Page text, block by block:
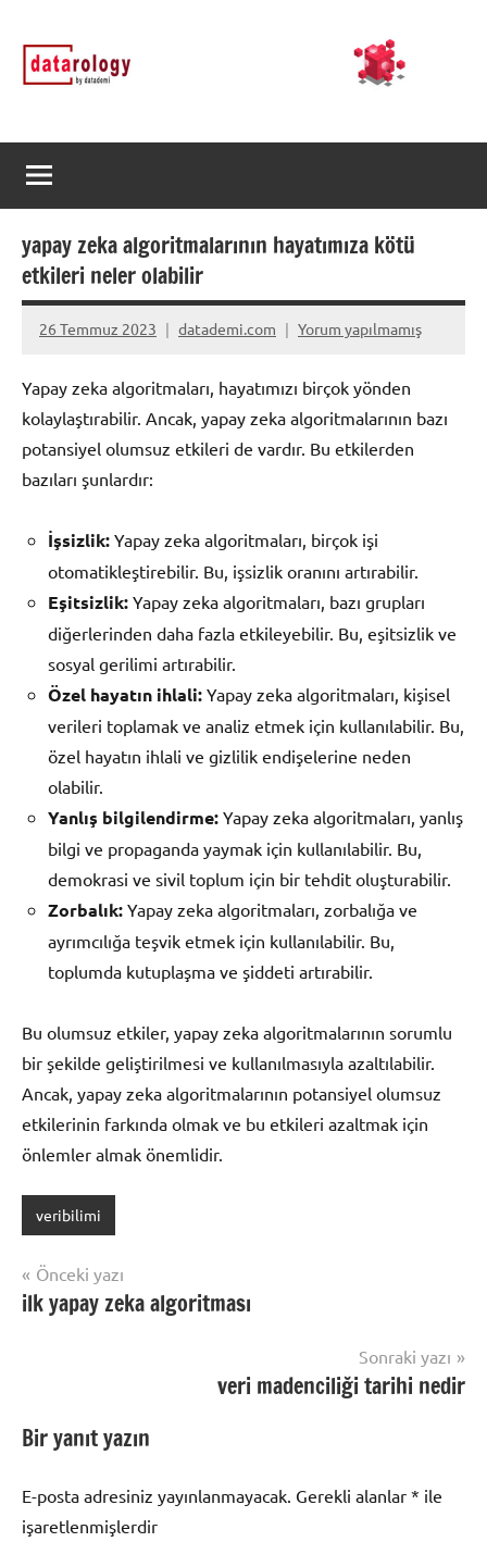
geçDATArology
by
rology
yapay zeka algoritmalarının hayatımıza kötü
etkileri neler olabilir
26 Temmuz 2023 datademi.com Yorum yapılmamış
Yapay zeka algoritmaları, hayatımızı birçok yönden
kolaylaştırabilir. Ancak, yapay zeka algoritmalarının bazı
potansiyel olumsuz etkileri de vardır. Bu etkilerden
bazıları şunlardır:
İşsizlik: Yapay zeka algoritmaları, birçok işi
otomatikleştirebilir. Bu, işsizlik oranını artırabilir.
Eşitsizlik: Yapay zeka algoritmaları, bazı grupları
diğerlerinden daha fazla etkileyebilir. Bu, eşitsizlik ve
sosyal gerilimi artırabilir.
Özel hayatın ihlali: Yapay zeka algoritmaları, kişisel
verileri toplamak ve analiz etmek için kullanılabilir. Bu,
özel hayatın ihlali ve gizlilik endişelerine neden
olabilir.
Yanlış bilgilendirme: Yapay zeka algoritmaları, yanlış
bilgi ve propaganda yaymak için kullanılabilir. Bu,
demokrasi ve sivil toplum için bir tehdit oluşturabilir.
Zorbalık: Yapay zeka algoritmaları, zorbalığa ve
ayrımcılığa teşvik etmek için kullanılabilir. Bu,
toplumda kutuplaşma ve şiddeti artırabilir.
Bu olumsuz etkiler, yapay zeka algoritmalarının sorumlu
bir şekilde geliştirilmesi ve kullanılmasıyla azaltılabilir.
Ancak, yapay zeka algoritmalarının potansiyel olumsuz
etkilerinin farkında olmak ve bu etkileri azaltmak için
önlemler almak önemlidir.
veribilimi
Yazı
gezinmesi
Önceki yazı
ilk yapay zeka algoritması
Sonraki yazı
veri madenciliği tarihi nedir
Bir yanıt yazın
E-posta adresiniz yayınlanmayacak. Gerekli alanlar * ile
işaretlenmişlerdir